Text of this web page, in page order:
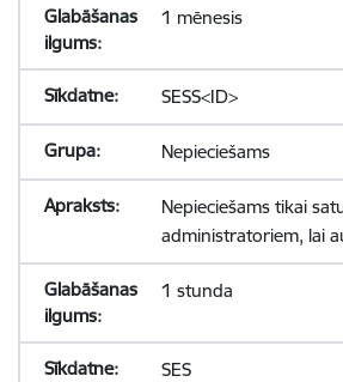
1 mēnesis
SESS<ID>
Nepieciešams
Nepieciešams tikai
administratoriem, lai
1 stunda
SES